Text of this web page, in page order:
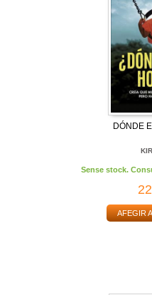
DÓNDE
Sense stock.
AFEGIR